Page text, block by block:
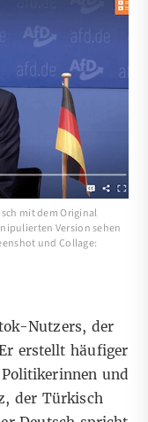
mit dem Original
Version sehen
und Collage:
Nutzers, der
erstellt häufiger
und
der Türkisch